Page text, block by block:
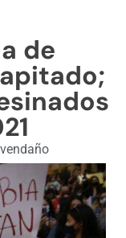
de